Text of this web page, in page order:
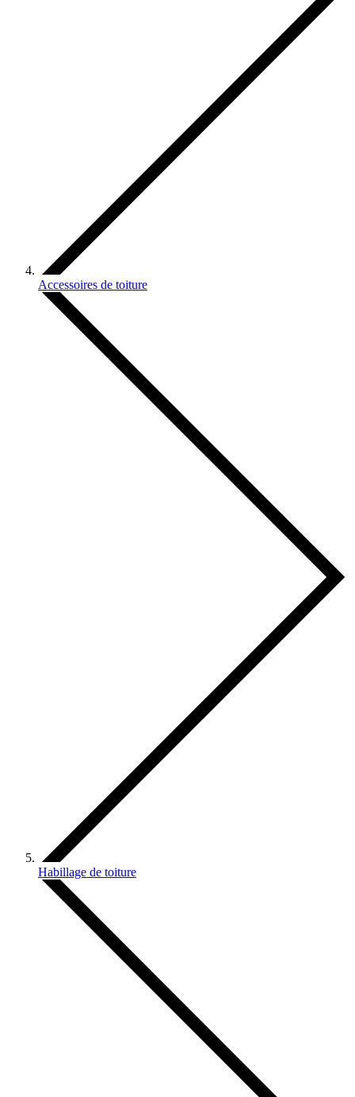
Accessoires de toiture
Habillage de toiture